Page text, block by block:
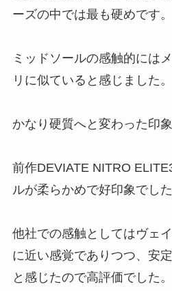
ーズの中では最も硬めです。
ミッドソールの感触的には
リに似ていると感じました。
かなり硬質へと変わった印象
前作DEVIATE NITRO
ルが柔らかめで好印象でした
他社での感触としてはヴェ
に近い感覚でありつつ、安
と感じたので高評価でした。